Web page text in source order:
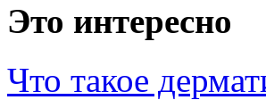
Это интересно
Что такое